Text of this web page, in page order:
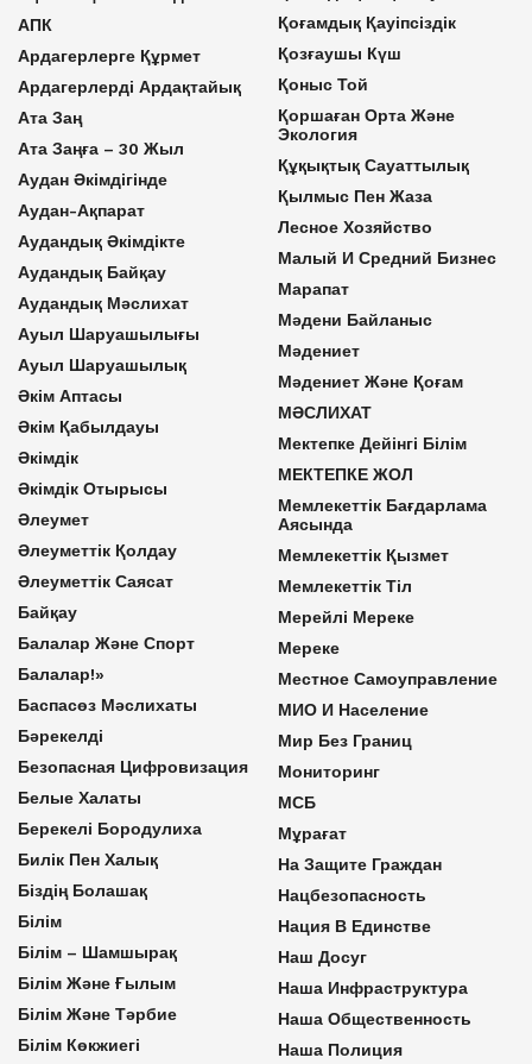
АПК
Ардагерлерге Құрмет
Ардагерлерді Ардақтайық
Ата Заң
Ата Заңға – 30 Жыл
Аудан Әкімдігінде
Аудан-Ақпарат
Аудандық Әкімдікте
Аудандық Байқау
Аудандық Мәслихат
Ауыл Шаруашылығы
Ауыл Шаруашылық
Әкім Аптасы
Әкім Қабылдауы
Әкімдік
Әкімдік Отырысы
Әлеумет
Әлеуметтік Қолдау
Әлеуметтік Саясат
Байқау
Балалар Және Спорт
Балалар!»
Баспасөз Мәслихаты
Бәрекелді
Безопасная Цифровизация
Белые Халаты
Берекелі Бородулиха
Билік Пен Халық
Біздің Болашақ
Білім
Білім – Шамшырақ
Білім Және Ғылым
Білім Және Тәрбие
Білім Көкжиегі
Қоғамдық Қауіпсіздік
Қозғаушы Күш
Қоныс Той
Қоршаған Орта Және
Экология
Құқықтық Сауаттылық
Қылмыс Пен Жаза
Лесное Хозяйство
Малый И Средний Бизнес
Марапат
Мәдени Байланыс
Мәдениет
Мәдениет Және Қоғам
МӘСЛИХАТ
Мектепке Дейінгі Білім
МЕКТЕПКЕ ЖОЛ
Мемлекеттік Бағдарлама
Аясында
Мемлекеттік Қызмет
Мемлекеттік Тіл
Мерейлі Мереке
Мереке
Местное Самоуправление
МИО И Население
Мир Без Границ
Мониторинг
МСБ
Мұрағат
На Защите Граждан
Нацбезопасность
Нация В Единстве
Наш Досуг
Наша Инфраструктура
Наша Общественность
Наша Полиция